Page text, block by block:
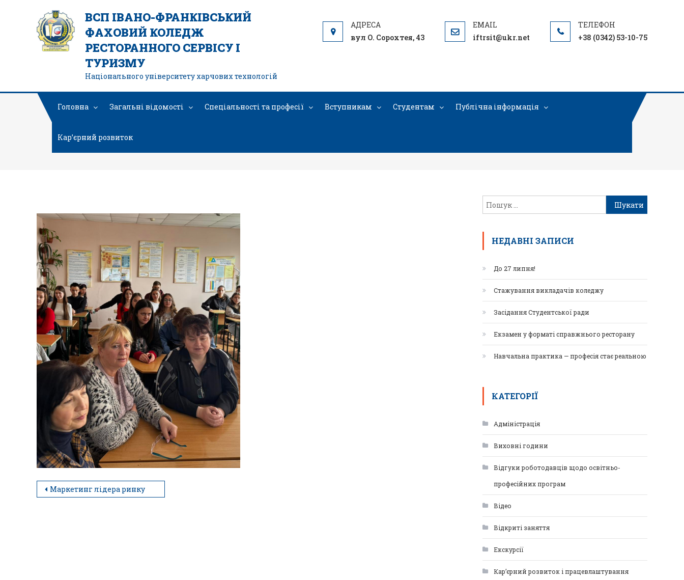
ВСП ІВАНО-ФРАНКІВСЬКИЙ
ФАХОВИЙ КОЛЕДЖ
РЕСТОРАННОГО СЕРВІСУ І
ТУРИЗМУ
Національного університету харчових технологій
вул О. Сорохтея, 43 iftrsit@ukr.net +38 (0342) 53-10-75
Головна Загальні відомості Спеціальності та професії Вступникам Студентам Публічна інформація
Кар’єрний розвиток
Маркетинг лідера ринку
НЕДАВНІ ЗАПИСИ
До 27 липня!
Стажування викладачів коледжу
Засідання Студентської ради
Екзамен у форматі справжнього ресторану
Навчальна практика — професія стає реальною
КАТЕГОРІЇ
Адміністрація
Виховні години
Відгуки роботодавців щодо освітньо-
професійних програм
Відео
Відкриті заняття
Екскурсії
Кар’єрний розвиток і працевлаштування